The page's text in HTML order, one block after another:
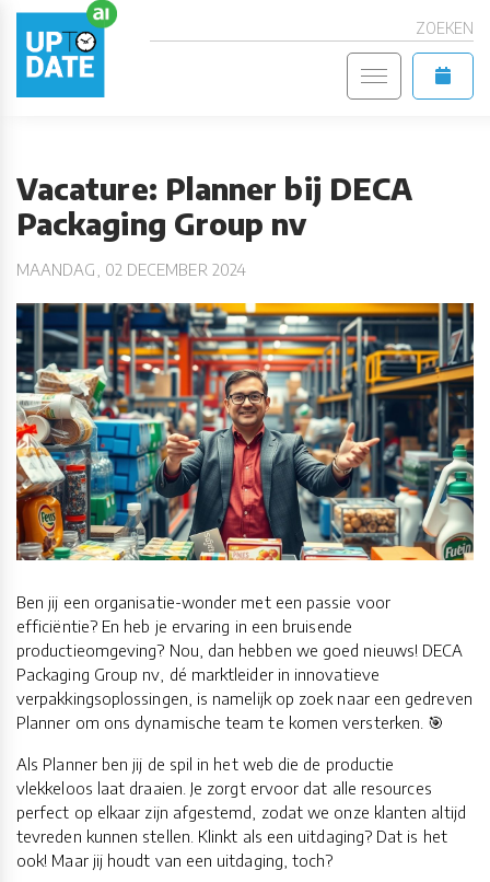
ZOEKEN
Vacature: Planner bij DECA
Packaging Group nv
MAANDAG, 02 DECEMBER 2024
Ben jij een organisatie-wonder met een passie voor
efficiëntie? En heb je ervaring in een bruisende
productieomgeving? Nou, dan hebben we goed nieuws! DECA
Packaging Group nv, dé marktleider in innovatieve
verpakkingsoplossingen, is namelijk op zoek naar een gedreven
Planner om ons dynamische team te komen versterken. 🎯
Als Planner ben jij de spil in het web die de productie
vlekkeloos laat draaien. Je zorgt ervoor dat alle resources
perfect op elkaar zijn afgestemd, zodat we onze klanten altijd
tevreden kunnen stellen. Klinkt als een uitdaging? Dat is het
ook! Maar jij houdt van een uitdaging, toch?